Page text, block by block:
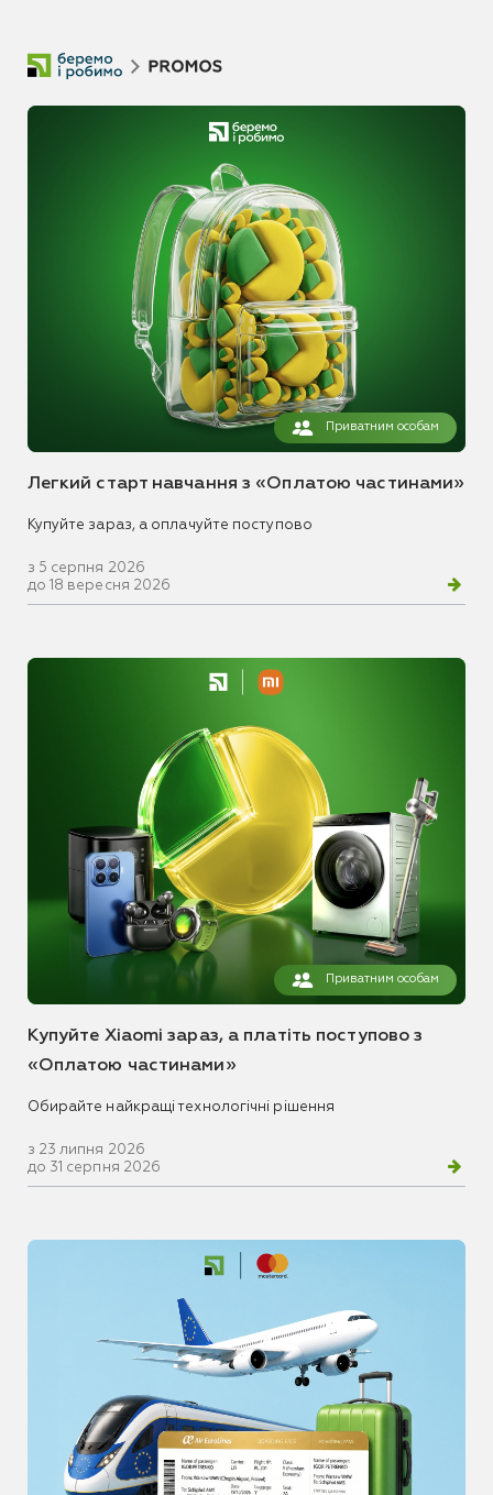
Приватним особам
Легкий старт навчання з «Оплатою частинами»
Купуйте зараз, а оплачуйте поступово
з 5 серпня 2026
до 18 вересня 2026
Приватним особам
Купуйте Xiaomi зараз, а платіть поступово з
«Оплатою частинами»
Обирайте найкращі технологічні рішення
з 23 липня 2026
до 31 серпня 2026